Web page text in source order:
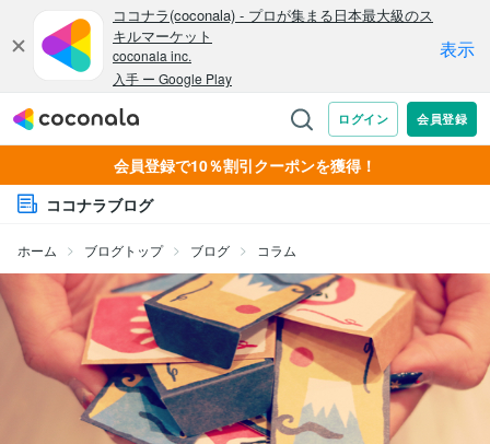
会員登録で10％割引クーポンを獲得！
ココナラブログ
ホーム ブログトップ ブログ コラム